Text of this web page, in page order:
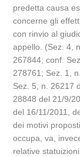
predetta causa
concerne gli
con rinvio al
appello. (Sez. 4,
267844; conf.
278761; Sez. 1,
Sez. 5, n. 26217
28848 del 21/9/
del 16/11/2011,
dei motivi
occupa, va,
relative statuizioni.